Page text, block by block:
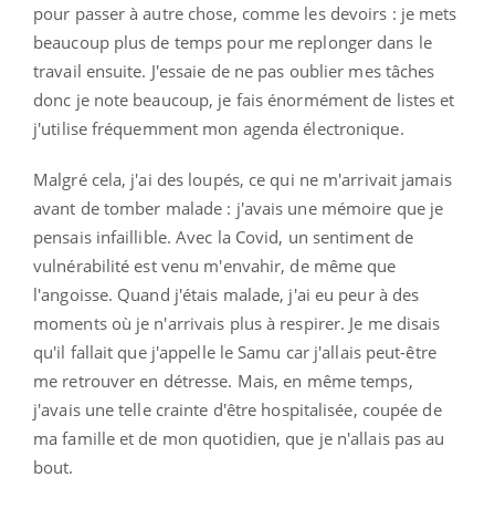
pour passer à autre chose, comme les devoirs : je mets
beaucoup plus de temps pour me replonger dans le
travail ensuite. J'essaie de ne pas oublier mes tâches
donc je note beaucoup, je fais énormément de listes et
j'utilise fréquemment mon agenda électronique.
Malgré cela, j'ai des loupés, ce qui ne m'arrivait jamais
avant de tomber malade : j'avais une mémoire que je
pensais infaillible. Avec la Covid, un sentiment de
vulnérabilité est venu m'envahir, de même que
l'angoisse. Quand j'étais malade, j'ai eu peur à des
moments où je n'arrivais plus à respirer. Je me disais
qu'il fallait que j'appelle le Samu car j'allais peut-être
me retrouver en détresse. Mais, en même temps,
j'avais une telle crainte d'être hospitalisée, coupée de
ma famille et de mon quotidien, que je n'allais pas au
bout.